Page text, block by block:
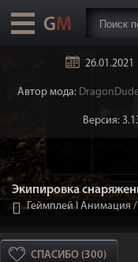
26.01.2021
Автор мода:
Версия:
Экипировка
Геймплей I Анимация /
СПАСИБО (300)